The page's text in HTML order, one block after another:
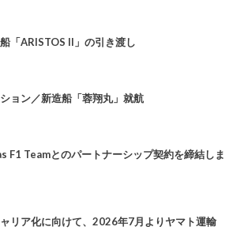
「ARISTOS II」の引き渡し
ョン／新造船「蓉翔丸」就航
F1 Teamとのパートナーシップ契約を締結しま
ャリア化に向けて、2026年7月よりヤマト運輸